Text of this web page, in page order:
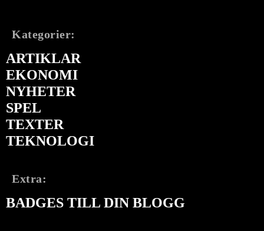
Kategorier:
ARTIKLAR
EKONOMI
NYHETER
SPEL
TEXTER
TEKNOLOGI
Extra:
BADGES TILL DIN BLOGG